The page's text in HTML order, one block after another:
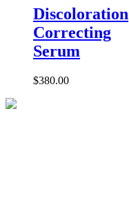
Discoloration
Correcting
Serum
$380.00